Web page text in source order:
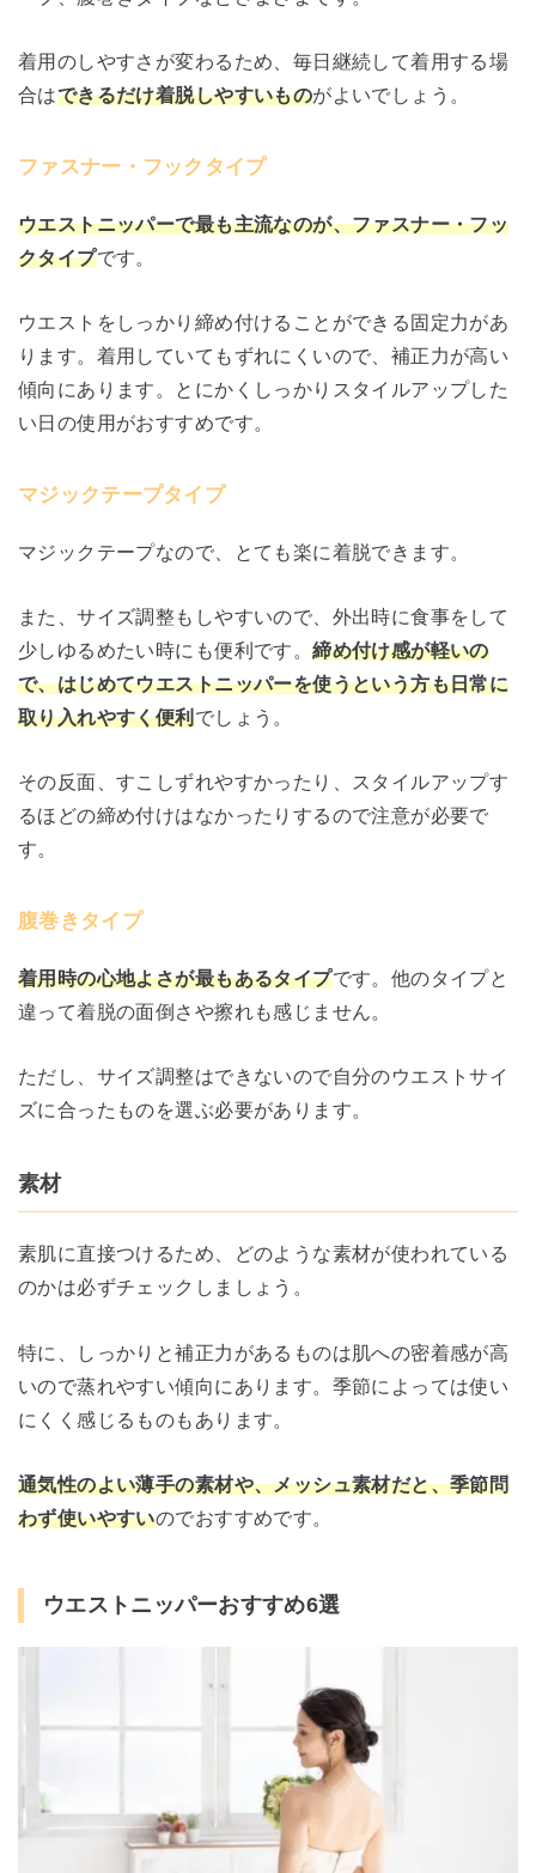
着用のしやすさが変わるため、毎日継続して着用する場
合はできるだけ着脱しやすいものがよいでしょう。
ファスナー・フックタイプ
ウエストニッパーで最も主流なのが、ファスナー・フッ
クタイプです。
ウエストをしっかり締め付けることができる固定力があ
ります。着用していてもずれにくいので、補正力が高い
傾向にあります。とにかくしっかりスタイルアップした
い日の使用がおすすめです。
マジックテープタイプ
マジックテープなので、とても楽に着脱できます。
また、サイズ調整もしやすいので、外出時に食事をして
少しゆるめたい時にも便利です。締め付け感が軽いの
で、はじめてウエストニッパーを使うという方も日常に
取り入れやすく便利でしょう。
その反面、すこしずれやすかったり、スタイルアップす
るほどの締め付けはなかったりするので注意が必要で
す。
腹巻きタイプ
着用時の心地よさが最もあるタイプです。他のタイプと
違って着脱の面倒さや擦れも感じません。
ただし、サイズ調整はできないので自分のウエストサイ
ズに合ったものを選ぶ必要があります。
素材
素肌に直接つけるため、どのような素材が使われている
のかは必ずチェックしましょう。
特に、しっかりと補正力があるものは肌への密着感が高
いので蒸れやすい傾向にあります。季節によっては使い
にくく感じるものもあります。
通気性のよい薄手の素材や、メッシュ素材だと、季節問
わず使いやすいのでおすすめです。
ウエストニッパーおすすめ6選